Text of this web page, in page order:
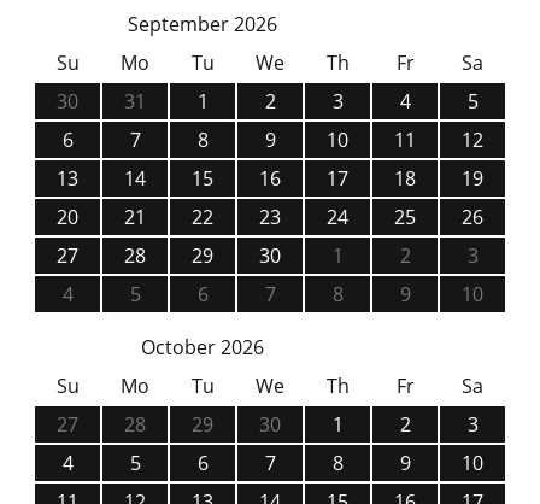
September 2026
Su
Mo Tu We Th Fr
Sa
30
31 1 2 3 4
5
6
7 8 9 10 11
12
13
14 15 16 17 18
19
20
21 22 23 24 25
26
27
28 29 30 1 2
3
4
5 6 7 8 9
10
October 2026
Su
Mo Tu We Th Fr
Sa
27
28 29 30 1 2
3
4
5 6 7 8 9
10